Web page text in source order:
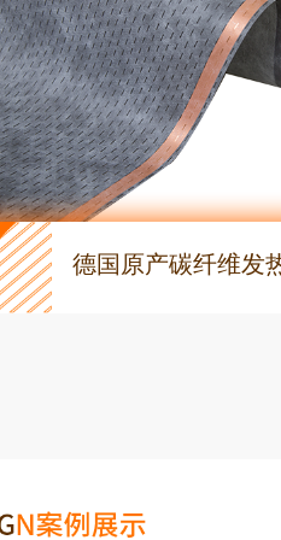
德国原产碳纤维发